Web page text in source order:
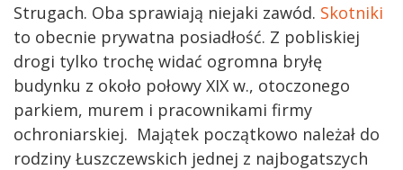
Strugach. Oba sprawiają niejaki zawód. Skotniki
to obecnie prywatna posiadłość. Z pobliskiej
drogi tylko trochę widać ogromna bryłę
budynku z około połowy XIX w., otoczonego
parkiem, murem i pracownikami firmy
ochroniarskiej. Majątek początkowo należał do
rodziny Łuszczewskich jednej z najbogatszych